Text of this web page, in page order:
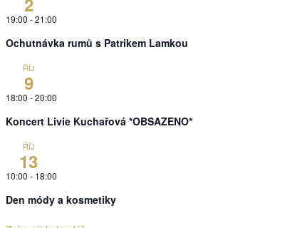
19:00 -21:00
Ochutnávka rumů s Patrikem Lamkou
ŘÍJ
9
18:00 -20:00
Koncert Livie Kuchařová *OBSAZENO*
ŘÍJ
13
10:00 - 18:00
Den módy a kosmetiky